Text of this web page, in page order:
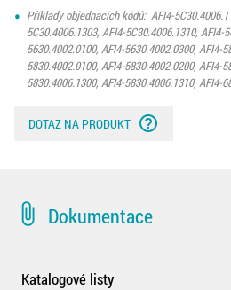
Příklady objednacích kódů: AFI4-
5C30.4006.1303, AFI4-5C30.4006.1310, AFI4-
5630.4002.0100, AFI4-5630.4002.0300, AFI4-
5830.4002.0100, AFI4-5830.4002.0200, AFI4-
5830.4006.1300, AFI4-5830.4006.1310, AFI4-
DOTAZ NA PRODUKT help_outline
attach_file Dokumentace
Katalogové listy